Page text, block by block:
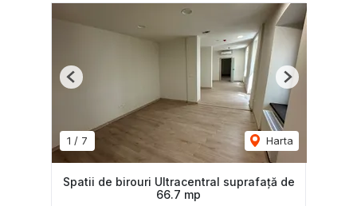
1 / 7 Harta
Previous Next
Spatii de birouri Ultracentral suprafață de
66.7 mp